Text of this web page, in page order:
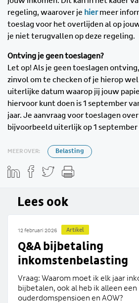
regeling, waarover je hiermeer
toeslag voor het overlijden al op
je niet terugvallen op deze regeling.
Ontving je geen toeslagen?
Let op! Als je geen toeslagen
zinvol om te checken of je hierop
uiterlijke datum waarop jij jouw
hiervoor kunt doen is 1 september
jaar. Je aanvraag voor toeslagen
bijvoorbeeld uiterlijk op 1 september
MEER OVER: Belasting
Lees ook
12 februari 2026 Artikel
Q&A bijbetaling
inkomstenbelasting
Vraag: Waarom moet ik elk jaar
bijbetalen, ook al heb ik alleen een
ouderdomspensioen en AOW?